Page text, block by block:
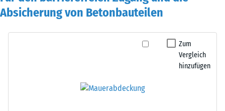
Absicherung von Betonbauteilen
Zum
Vergleich
hinzufügen